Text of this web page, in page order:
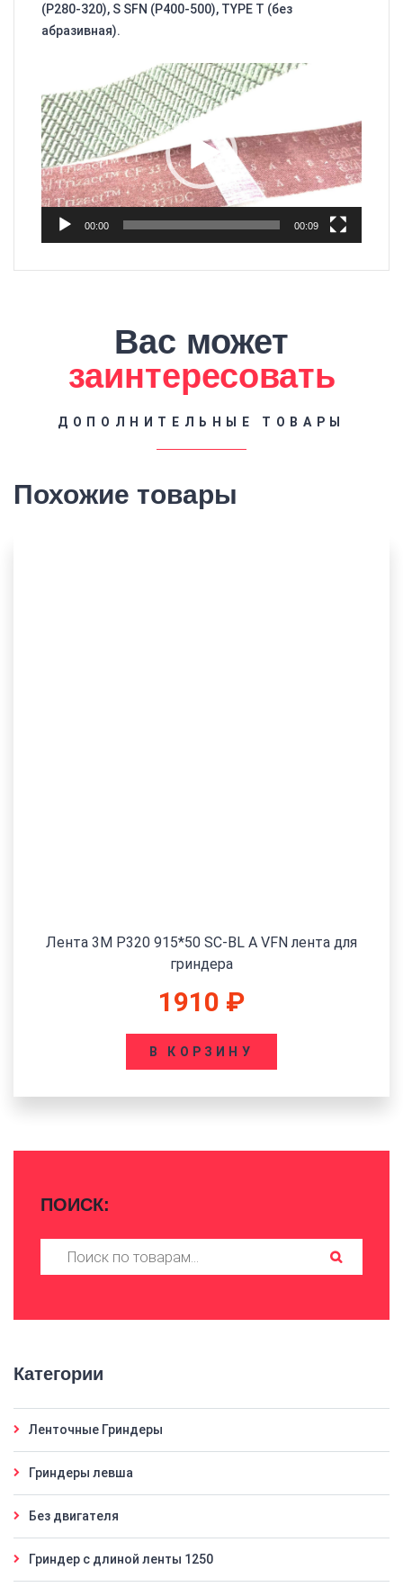
(Р280-320), S SFN (Р400-500), TYPE T (без
абразивная).
00:00 00:09
Вас может
заинтересовать
ДОПОЛНИТЕЛЬНЫЕ ТОВАРЫ
Похожие товары
Лента 3M P320 915*50 SC-BL A VFN лента для
гриндера
1910 ₽
В КОРЗИНУ
ПОИСК:
Искать:
Категории
Ленточные Гриндеры
Гриндеры левша
Без двигателя
Гриндер с длиной ленты 1250